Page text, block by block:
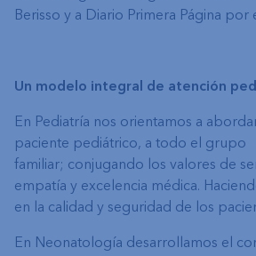
Berisso y a Diario Primera Página por
Un modelo integral de atención
En Pediatría nos orientamos a
paciente pediátrico, a todo el grupo
familiar; conjugando los valores de
empatía y excelencia médica.
en la calidad y seguridad de los
En Neonatología desarrollamos el